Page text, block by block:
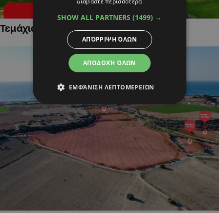
Τεμάχια Γης σε Οικιστικές Περιοχές
SHOW ALL PARTNERS (1499) →
ΑΠΟΔΟΧΉ ΌΛΩΝ
ΑΠΌΡΡΙΨΗ ΌΛΩΝ
ΕΜΦΆΝΙΣΗ ΛΕΠΤΟΜΕΡΕΙΏΝ